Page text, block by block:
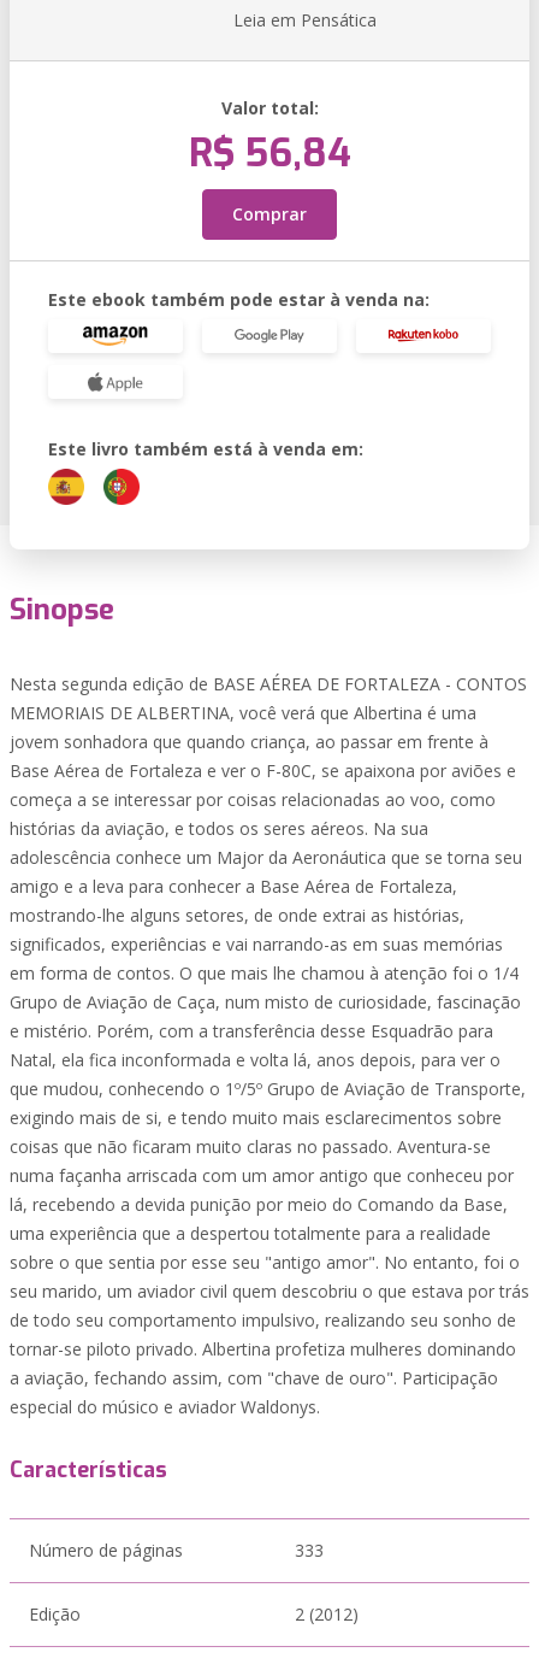
Leia em Pensática
Valor total:
R$ 56,84
Comprar
Este ebook também pode estar à venda na:
Este livro também está à venda em:
Sinopse
Nesta segunda edição de BASE AÉREA DE FORTALEZA - CONTOS
MEMORIAIS DE ALBERTINA, você verá que Albertina é uma
jovem sonhadora que quando criança, ao passar em frente à
Base Aérea de Fortaleza e ver o F-80C, se apaixona por aviões e
começa a se interessar por coisas relacionadas ao voo, como
histórias da aviação, e todos os seres aéreos. Na sua
adolescência conhece um Major da Aeronáutica que se torna seu
amigo e a leva para conhecer a Base Aérea de Fortaleza,
mostrando-lhe alguns setores, de onde extrai as histórias,
significados, experiências e vai narrando-as em suas memórias
em forma de contos. O que mais lhe chamou à atenção foi o 1/4
Grupo de Aviação de Caça, num misto de curiosidade, fascinação
e mistério. Porém, com a transferência desse Esquadrão para
Natal, ela fica inconformada e volta lá, anos depois, para ver o
que mudou, conhecendo o 1º/5º Grupo de Aviação de Transporte,
exigindo mais de si, e tendo muito mais esclarecimentos sobre
coisas que não ficaram muito claras no passado. Aventura-se
numa façanha arriscada com um amor antigo que conheceu por
lá, recebendo a devida punição por meio do Comando da Base,
uma experiência que a despertou totalmente para a realidade
sobre o que sentia por esse seu "antigo amor". No entanto, foi o
seu marido, um aviador civil quem descobriu o que estava por trás
de todo seu comportamento impulsivo, realizando seu sonho de
tornar-se piloto privado. Albertina profetiza mulheres dominando
a aviação, fechando assim, com "chave de ouro". Participação
especial do músico e aviador Waldonys.
Características
Número de páginas 333
Edição 2 (2012)